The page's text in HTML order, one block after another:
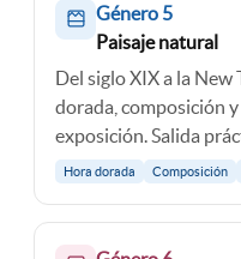
Género 5
Paisaje natural
Del siglo XIX a la New
dorada, composición
exposición. Salida
Hora dorada Composición